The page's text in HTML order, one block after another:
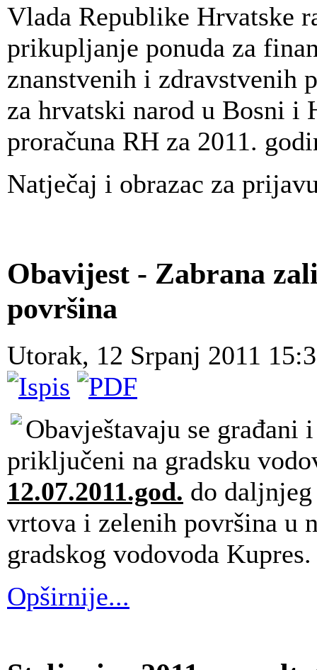
Vlada Republike Hrvatske
prikupljanje ponuda za
znanstvenih i zdravstvenih
za hrvatski narod u Bosni i
proračuna RH za 2011.
Natječaj i obrazac za
Obavijest - Zabrana
površina
Utorak, 12 Srpanj 2011
Obavještavaju se
priključeni na gradsku
12.07.2011.god. do
vrtova i zelenih površina u
gradskog vodovoda Kupres.
Opširnije...